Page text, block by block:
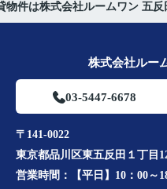
物件は株式会社ルームワン 五反
株式会社ル
03-5447-6678
〒141-0022
東京都品川区東五反田１丁目
営業時間：
【平日】10：00～